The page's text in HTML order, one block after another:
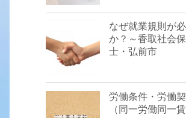
なぜ就業規則が
か？～香取社会
士・弘前市
労働条件・労働
（同一労働同一賃